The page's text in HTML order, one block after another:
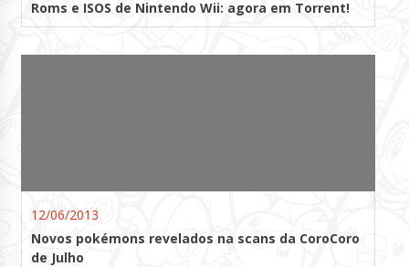
Roms e ISOS de Nintendo Wii: agora em Torrent!
12/06/2013
Novos pokémons revelados na scans da CoroCoro
de Julho